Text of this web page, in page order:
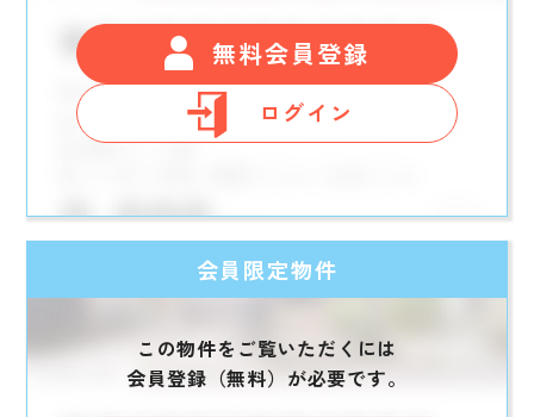
無料会員登録
ログイン
会員限定物件
この物件をご覧いただくには
会員登録（無料）が必要です。